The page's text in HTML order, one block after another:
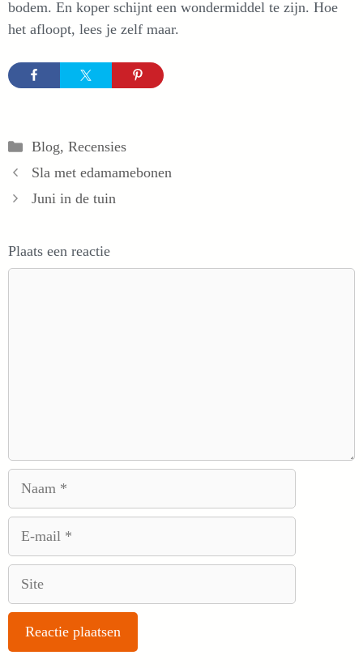
bodem. En koper schijnt een wondermiddel te zijn. Hoe
het afloopt, lees je zelf maar.
Categorieën
Blog, Recensies
Sla met edamamebonen
Juni in de tuin
Plaats een reactie